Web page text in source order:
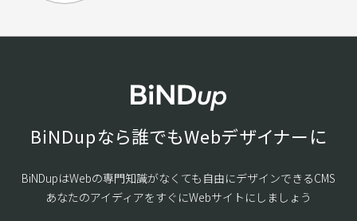
BiNDupなら誰でもWebデザイナーに
BiNDupはWebの専門知識がなくても自由にデザインできるCMS
あなたのアイディアをすぐにWebサイトにしましょう